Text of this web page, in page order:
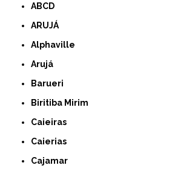
ABCD
ARUJÁ
Alphaville
Arujá
Barueri
Biritiba Mirim
Caieiras
Caierias
Cajamar